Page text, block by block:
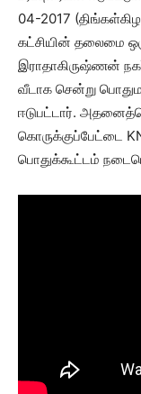
04-2017
கட்சியின் தலைமை
இராதாகிருஷ்ணன்
வீடாக சென்று
ஈடுபட்டார்.
கொருக்குப்பேட்டை
பொதுக்கூட்டம்